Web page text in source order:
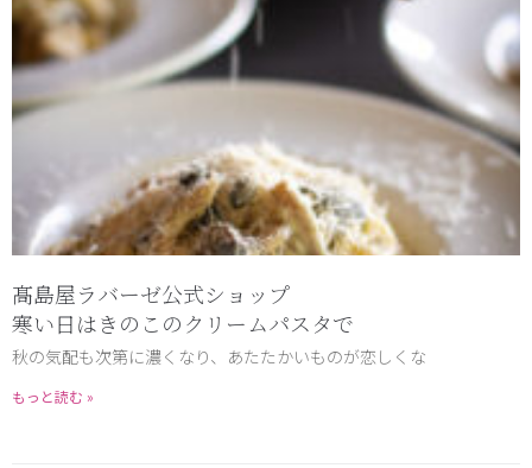
髙島屋ラバーゼ公式ショップ
寒い日はきのこのクリームパスタで
秋の気配も次第に濃くなり、あたたかいものが恋しくな
もっと読む »